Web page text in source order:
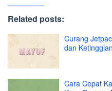
Related posts:
Curang
dan Ketinggian
Cara Cepat